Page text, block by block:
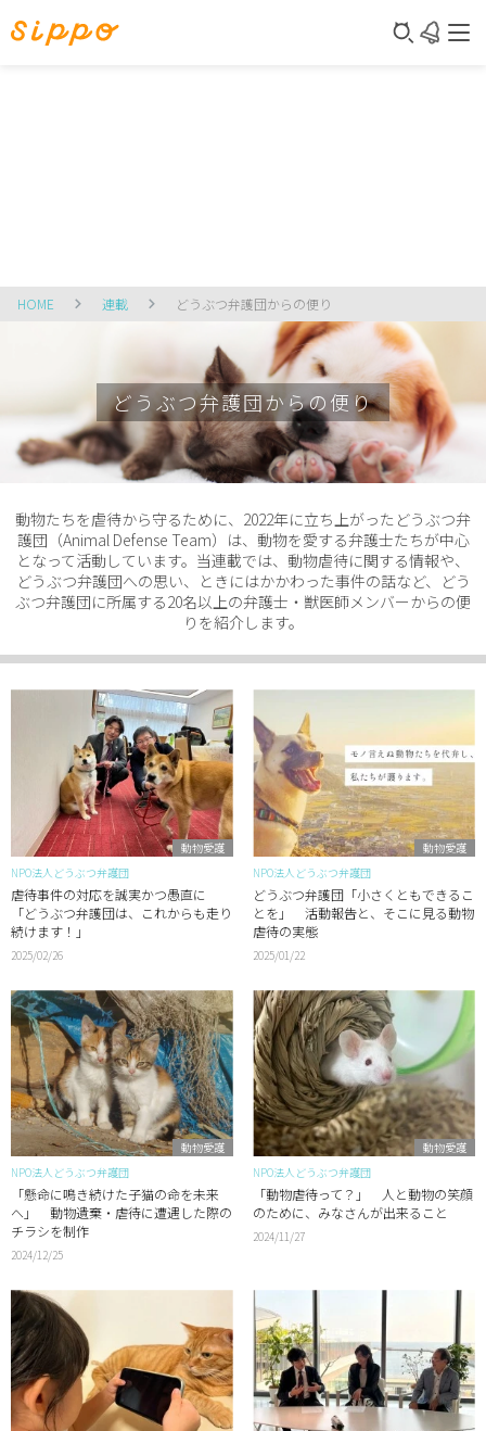
HOME 連載 どうぶつ弁護団からの便り
どうぶつ弁護団からの便り
動物たちを虐待から守るために、2022年に立ち上がったどうぶつ弁
護団（Animal Defense Team）は、動物を愛する弁護士たちが中心
となって活動しています。当連載では、動物虐待に関する情報や、
どうぶつ弁護団への思い、ときにはかかわった事件の話など、どう
ぶつ弁護団に所属する20名以上の弁護士・獣医師メンバーからの便
りを紹介します。
動物愛護
NPO法人どうぶつ弁護団
虐待事件の対応を誠実かつ愚直に
「どうぶつ弁護団は、これからも走り
続けます！」
2025/02/26
動物愛護
NPO法人どうぶつ弁護団
どうぶつ弁護団「小さくともできるこ
とを」 活動報告と、そこに見る動物
虐待の実態
2025/01/22
動物愛護
NPO法人どうぶつ弁護団
「懸命に鳴き続けた子猫の命を未来
へ」 動物遺棄・虐待に遭遇した際の
チラシを制作
2024/12/25
動物愛護
NPO法人どうぶつ弁護団
「動物虐待って？」 人と動物の笑顔
のために、みなさんが出来ること
2024/11/27